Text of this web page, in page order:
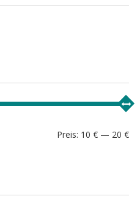
Preis: 10 € — 20 €